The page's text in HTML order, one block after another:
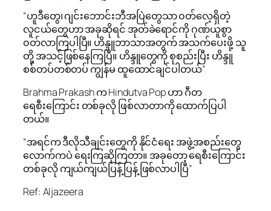
“ဟူဒီတွေ၊ ဂျင်းဘောင်းဘီအပြဲတွေသာ ၀တ်လေ့ရှိတဲ့
လူငယ်တွေဟာ အခုဆိုရင် အုတ်ခဲရောင်ကို ဂုဏ်ယူစွာ
၀တ်လာကြပါပြီ။ ဟိန္ဒူဘာသာအတွက် အသက်ပေးဖို့ သူ
တို့ အသင့်ဖြစ်နေကြပြီ။ ဟိန္ဒူတွေကို စုစည်းပြီး ဟိန္ဒူ
စစ်တပ်တစ်တပ် ကျွန်မ ထူထောင်ချင်ပါတယ်”
Brahma Prakash က Hindutva Pop ဟာ ဂီတ
ရေစီးကြောင်း တစ်ခုလို ဖြစ်လာတာကို ထောက်ပြပါ
တယ်။
“အရင်က ဒီလိုသီချင်းတွေကို နိုင်ငံရေး အဖွဲ့အစည်းတွေ
လောက်ကပဲ ရေးကြဆိုကြတာ။ အခုတော့ ရေစီးကြောင်း
တစ်ခုလို ကျယ်ကျယ်ပြန့်ပြန့် ဖြစ်လာပါပြီ”
Ref: Aljazeera